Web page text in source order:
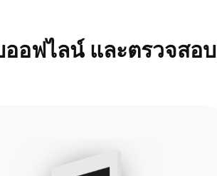
ออฟไลน์ และตรวจสอบ